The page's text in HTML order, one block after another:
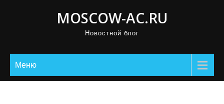
MOSCOW-AC.RU
Новостной блог
Меню